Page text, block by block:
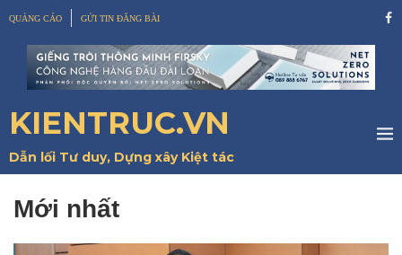
QUẢNG CÁO GỬI TIN ĐĂNG BÀI
KIENTRUC.VN
Dẫn lối Tư duy, Dựng xây Kiệt tác
Mới nhất